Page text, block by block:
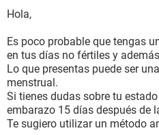
Hola,
Es poco probable que tengas
en tus días no fértiles y
Lo que presentas puede ser
menstrual.
Si tienes dudas sobre tu
embarazo 15 días después de
Te sugiero utilizar un método